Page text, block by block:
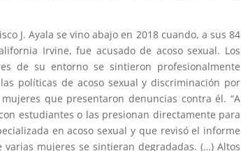
J. Ayala se vino abajo en 2018 cuando, a sus 84
Irvine, fue acusado de acoso sexual. Los
de su entorno se sintieron profesionalmente
políticas de acoso sexual y discriminación por
que presentaron denuncias contra él. “A
estudiantes o las presionan directamente para
en acoso sexual y que revisó el informe
varias mujeres se sintieran degradadas. (…) Altos